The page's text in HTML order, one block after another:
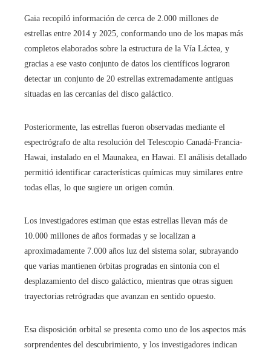
Gaia recopiló información de cerca de 2.000 millones de
estrellas entre 2014 y 2025, conformando uno de los mapas más
completos elaborados sobre la estructura de la Vía Láctea, y
gracias a ese vasto conjunto de datos los científicos lograron
detectar un conjunto de 20 estrellas extremadamente antiguas
situadas en las cercanías del disco galáctico.
Posteriormente, las estrellas fueron observadas mediante el
espectrógrafo de alta resolución del Telescopio Canadá-Francia-
Hawai, instalado en el Maunakea, en Hawai. El análisis detallado
permitió identificar características químicas muy similares entre
todas ellas, lo que sugiere un origen común.
Los investigadores estiman que estas estrellas llevan más de
10.000 millones de años formadas y se localizan a
aproximadamente 7.000 años luz del sistema solar, subrayando
que varias mantienen órbitas progradas en sintonía con el
desplazamiento del disco galáctico, mientras que otras siguen
trayectorias retrógradas que avanzan en sentido opuesto.
Esa disposición orbital se presenta como uno de los aspectos más
sorprendentes del descubrimiento, y los investigadores indican